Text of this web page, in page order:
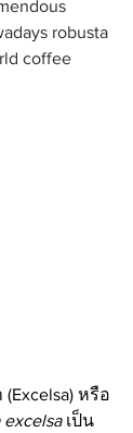
robusta
coffee
หรือ
excelsa เป็น